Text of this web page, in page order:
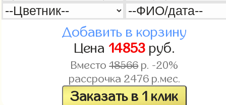
Добавить в корзину
Цена 14853руб.
Вместо18566р. -20%
рассрочка 2476р.мес.
Заказать в 1 клик